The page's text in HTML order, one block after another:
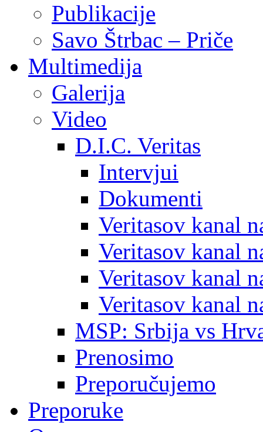
Publikacije
Savo Štrbac – Priče
Multimedija
Galerija
Video
D.I.C. Veritas
Intervjui
Dokumenti
Veritasov kanal
Veritasov kanal
Veritasov kanal
Veritasov kanal
MSP: Srbija vs
Prenosimo
Preporučujemo
Preporuke